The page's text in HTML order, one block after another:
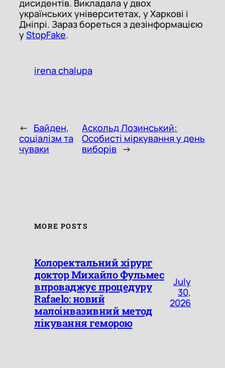
дисидентів. Викладала у двох
українських університетах, у Харкові і
Дніпрі. Зараз бореться з дезінформацією
уStopFake.
irena chalupa
← Байден,
соціалізм та
чуваки
Аскольд Лозинський:
Особисті міркування у день
виборів →
MORE POSTS
Колоректальний хірург
доктор Михайло Фульмес
впроваджує процедуру
Rafaelo: новий
малоінвазивний метод
лікування геморою
July
30,
2026